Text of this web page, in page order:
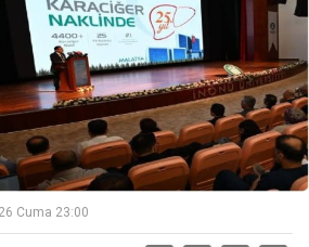
Cuma 23:00